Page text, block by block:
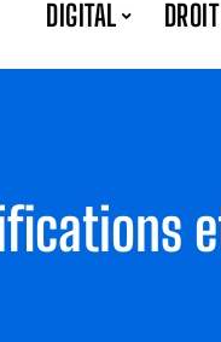
DIGITAL DROIT